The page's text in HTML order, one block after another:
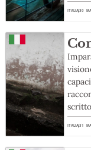
ITALIA30
ITALIA31